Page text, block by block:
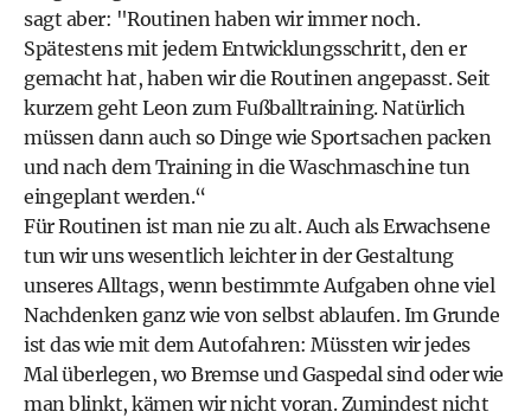
sagt aber: "Routinen haben wir immer noch.
Spätestens mit jedem Entwicklungsschritt, den er
gemacht hat, haben wir die Routinen angepasst. Seit
kurzem geht Leon zum Fußballtraining. Natürlich
müssen dann auch so Dinge wie Sportsachen packen
und nach dem Training in die Waschmaschine tun
eingeplant werden.“
Für Routinen ist man nie zu alt. Auch als Erwachsene
tun wir uns wesentlich leichter in der Gestaltung
unseres Alltags, wenn bestimmte Aufgaben ohne viel
Nachdenken ganz wie von selbst ablaufen. Im Grunde
ist das wie mit dem Autofahren: Müssten wir jedes
Mal überlegen, wo Bremse und Gaspedal sind oder wie
man blinkt, kämen wir nicht voran. Zumindest nicht